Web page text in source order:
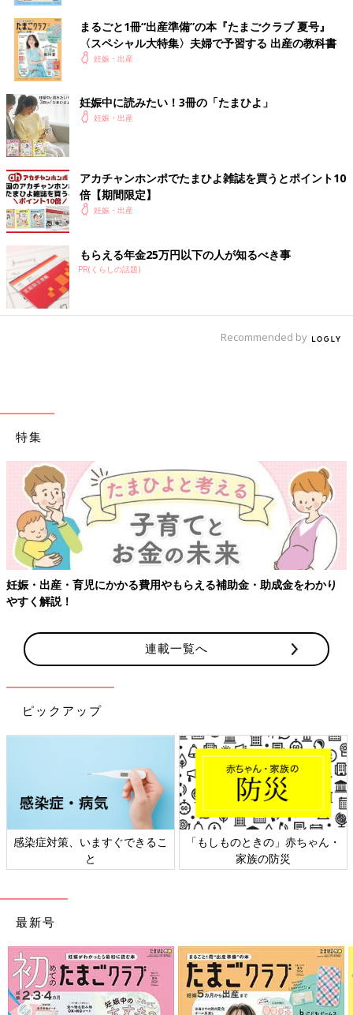
まるごと1冊“出産準備”の本『たまごクラブ 夏号』
〈スペシャル大特集〉夫婦で予習する 出産の教科書
妊娠・出産
妊娠中に読みたい！3冊の「たまひよ」
妊娠・出産
アカチャンホンポでたまひよ雑誌を買うとポイント10
倍【期間限定】
妊娠・出産
もらえる年金25万円以下の人が知るべき事
PR(くらしの話題)
Recommended by
特集
妊娠・出産・育児にかかる費用やもらえる補助金・助成金をわかり
やすく解説！
連載一覧へ
ピックアップ
感染症対策、いますぐできるこ
と
「もしものときの」赤ちゃん・
家族の防災
最新号